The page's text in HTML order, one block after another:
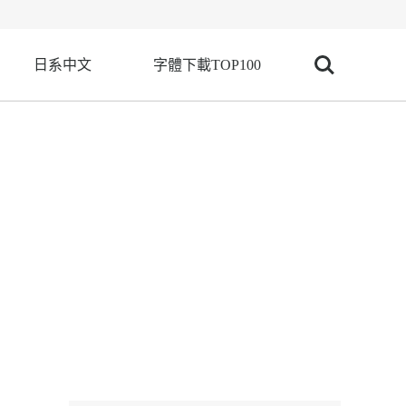
日系中文 字體下載TOP100